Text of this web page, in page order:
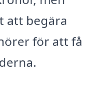
att begära
för att få